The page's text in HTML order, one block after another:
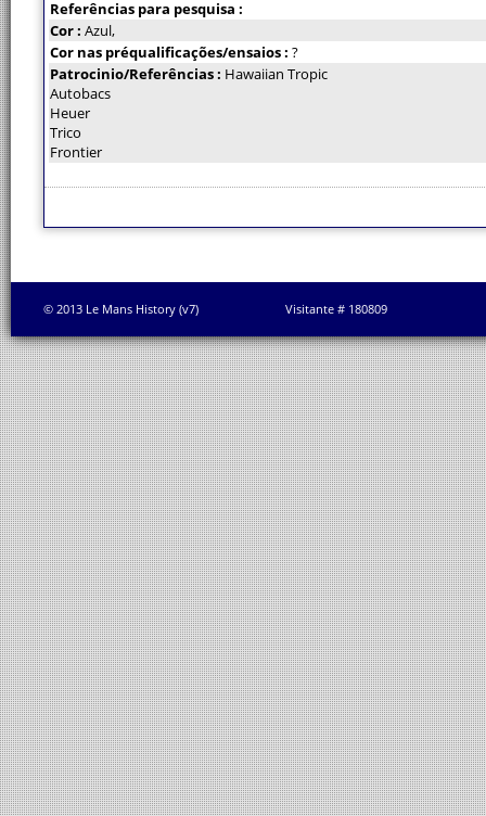
Referências para pesquisa :
Cor : Azul,
Cor nas préqualificações/ensaios : ?
Patrocinio/Referências : Hawaiian Tropic
Autobacs
Heuer
Trico
Frontier
© 2013 Le Mans History (v7) Visitante # 180809